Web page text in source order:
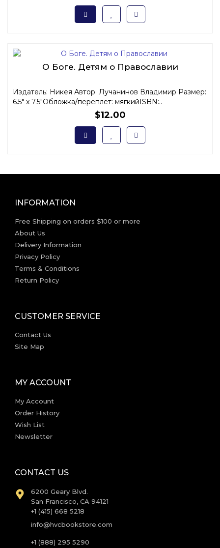
О Боге. Детям о Православии
Издатель: Никея Автор: Лучанинов Владимир Размер:
6.5" x 7.5"Обложка/переплет: мягкийISBN:..
$12.00
INFORMATION
Free Shipping on orders $100 or more
About Us
Delivery Information
Privacy Policy
Terms & Conditions
Return Policy
CUSTOMER SERVICE
Contact Us
Site Map
MY ACCOUNT
My Account
Order History
Wish List
Newsletter
CONTACT US
6200 Geary Blvd.
San Francisco, CA 94121
+1 (415) 668 5218
info@hvcbookstore.com
+1 (888) 295 5290